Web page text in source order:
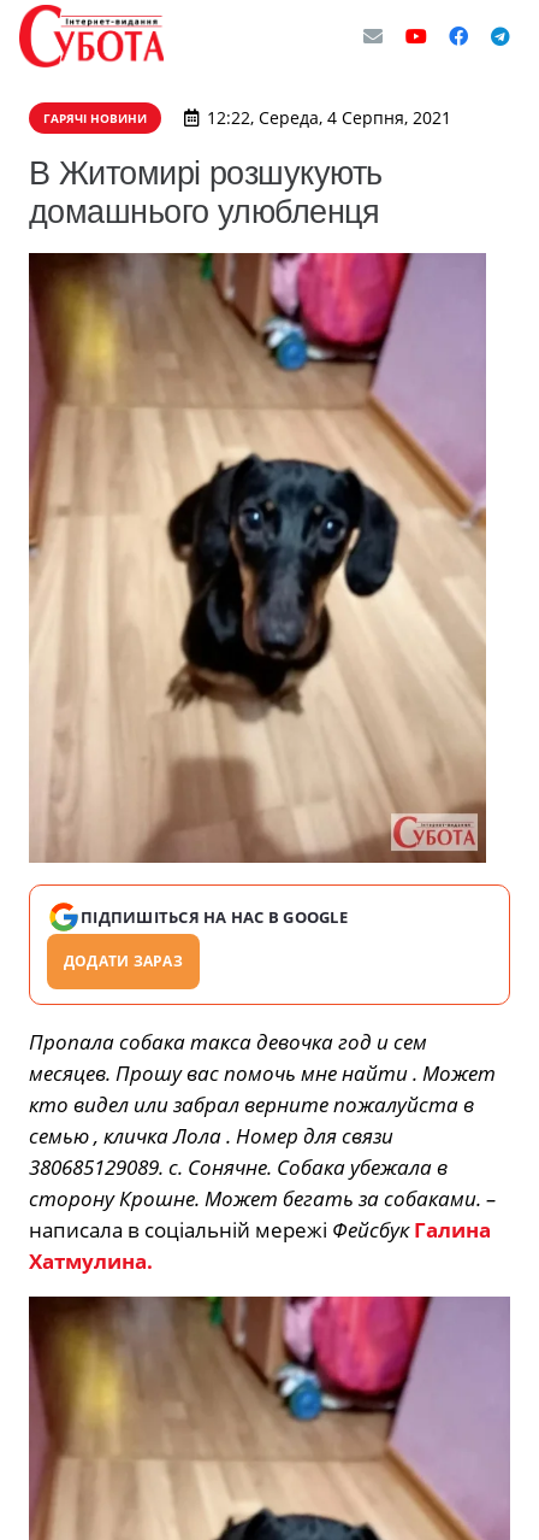
ГАРЯЧІ НОВИНИ 12:22, Середа, 4 Серпня, 2021
В Житомирі розшукують
домашнього улюбленця
ПІДПИШІТЬСЯ НА НАС В GOOGLE
ДОДАТИ ЗАРАЗ
Пропала собака такса девочка год и сем
месяцев. Прошу вас помочь мне найти . Может
кто видел или забрал верните пожалуйста в
семью , кличка Лола . Номер для связи
380685129089. с. Сонячне. Собака убежала в
сторону Крошне. Может бегать за собаками. –
написала в соціальній мережі ФейсбукГалина
Хатмулина.